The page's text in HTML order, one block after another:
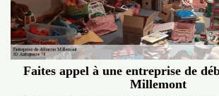
Faites appel à une entreprise de
Millemont